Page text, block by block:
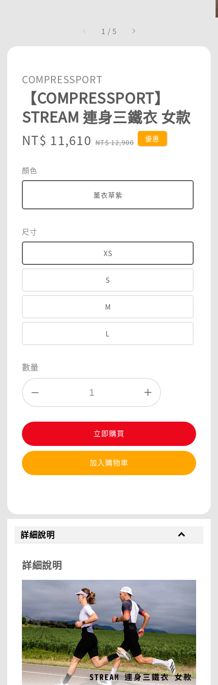
1 /5
COMPRESSPORT
【COMPRESSPORT】
STREAM 連身三鐵衣 女款
Sale
NT$ 11,610 Regular
NT$ 12,900 優惠
顏色
薰衣草紫
尺寸
XS
S
M
L
數量
立即購買
加入購物車
詳細說明
詳細說明